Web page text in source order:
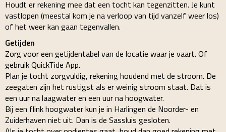
Houdt er rekening mee dat een tocht kan tegenzitten. Je kunt
vastlopen (meestal kom je na verloop van tijd vanzelf weer los)
of het weer kan gaan tegenvallen.
Getijden
Zorg voor een getijdentabel van de locatie waar je vaart. Of
gebruik QuickTide App.
Plan je tocht zorgvuldig, rekening houdend met de stroom. De
zeegaten zijn het rustigst als er weinig stroom staat. Dat is
een uur na laagwater en een uur na hoogwater.
Bij een flink hoogwater kun je in Harlingen de Noorder- en
Zuiderhaven niet uit. Dan is de Sassluis gesloten.